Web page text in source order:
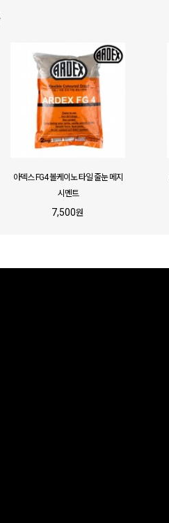
아덱스 FG4 볼케이노 타일 줄눈 메지
시멘트
7,500원